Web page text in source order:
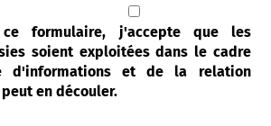
ce formulaire, j'accepte que les
soient exploitées dans le cadre
d'informations et de la relation
en découler.